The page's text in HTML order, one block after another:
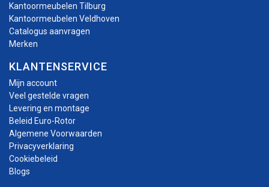
Kantoormeubelen Tilburg
Kantoormeubelen Veldhoven
Catalogus aanvragen
Merken
KLANTENSERVICE
Mijn account
Veel gestelde vragen
Levering en montage
Beleid Euro-Rotor
Algemene Voorwaarden
Privacyverklaring
Cookiebeleid
Blogs